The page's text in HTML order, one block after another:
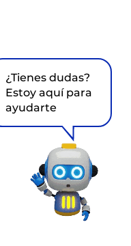
¿Tienes dudas?
Estoy aquí para
ayudarte